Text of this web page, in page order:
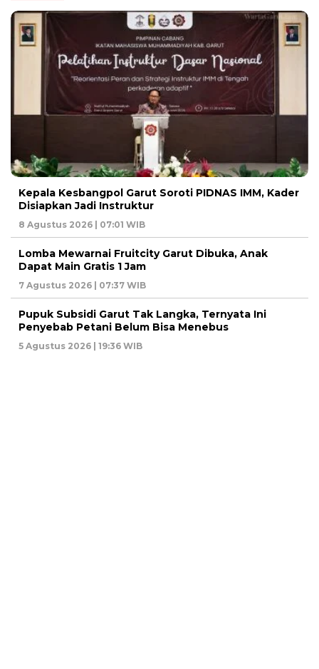
Kepala Kesbangpol Garut Soroti PIDNAS IMM, Kader
Disiapkan Jadi Instruktur
8 Agustus 2026 | 07:01 WIB
Lomba Mewarnai Fruitcity Garut Dibuka, Anak
Dapat Main Gratis 1 Jam
7 Agustus 2026 | 07:37 WIB
Pupuk Subsidi Garut Tak Langka, Ternyata Ini
Penyebab Petani Belum Bisa Menebus
5 Agustus 2026 | 19:36 WIB